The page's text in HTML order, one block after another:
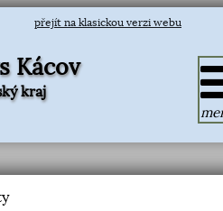
přejít na klasickou verzi webu
Kácov
kraj